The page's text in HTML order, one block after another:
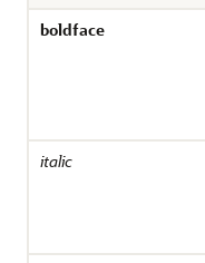
boldface
italic